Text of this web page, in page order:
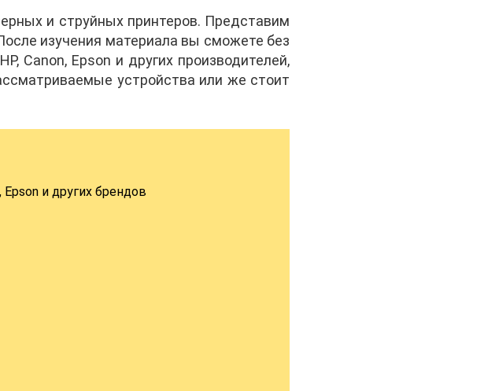
и струйных принтеров. Представим
изучения материала вы сможете без
Canon, Epson и других производителей,
устройства или же стоит
и других брендов